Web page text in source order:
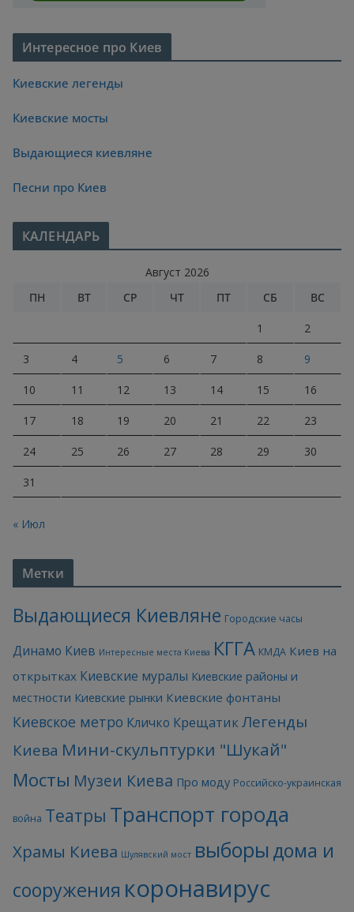
Интересное про Киев
Киевские легенды
Киевские мосты
Выдающиеся киевляне
Песни про Киев
КАЛЕНДАРЬ
Август 2026
ПН
ВТ СР ЧТ ПТ СБ ВС
1 2
3 4 5 6 7 8 9
10 11 12 13 14 15 16
17 18 19 20 21 22 23
24 25 26 27 28 29 30
31
« Июл
Метки
Выдающиеся Киевляне Городские часы
Динамо Киев Интересные места Киева КГГА КМДА Киев на
открытках Киевские муралы Киевские районы и
местности Киевские рынки Киевские фонтаны
Киевское метро Кличко КрещатикЛегенды
Киева Мини-скульптурки "Шукай"
Мосты Музеи Киева Про моду Российско-украинская
война Театры Транспорт города
Храмы Киева Шулявский мост выборы дома и
сооружения коронавирус